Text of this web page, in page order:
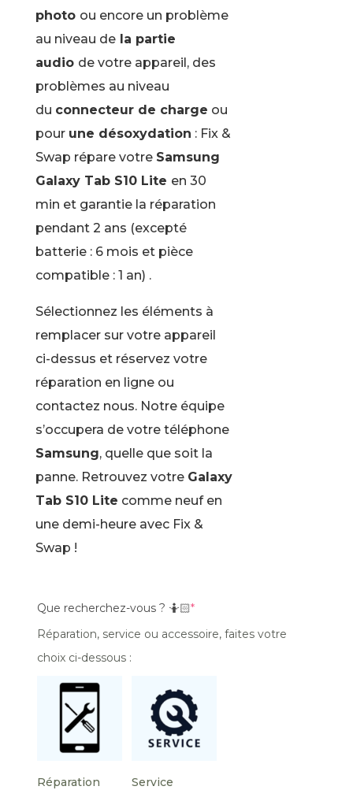
photo ou encore un problème
au niveau dela partie
audio de votre appareil, des
problèmes au niveau
du connecteur de charge ou
pour une désoxydation : Fix &
Swap répare votre Samsung
Galaxy Tab S10 Lite en 30
min et garantie la réparation
pendant 2 ans (excepté
batterie : 6 mois et pièce
compatible : 1 an) .
Sélectionnez les éléments à
remplacer sur votre appareil
ci-dessus et réservez votre
réparation en ligne ou
contactez nous. Notre équipe
s’occupera de votre téléphone
Samsung, quelle que soit la
panne. Retrouvez votre Galaxy
Tab S10 Lite comme neuf en
une demi-heure avec Fix &
Swap !
Que recherchez-vous ? 🤷🏻*
Réparation, service ou accessoire, faites votre
choix ci-dessous :
Réparation Service